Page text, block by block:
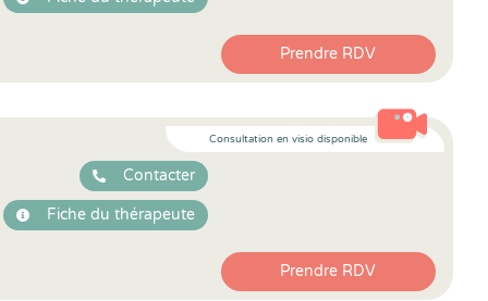
Prendre RDV
Consultation en visio disponible
Contacter
Fiche du thérapeute
Prendre RDV